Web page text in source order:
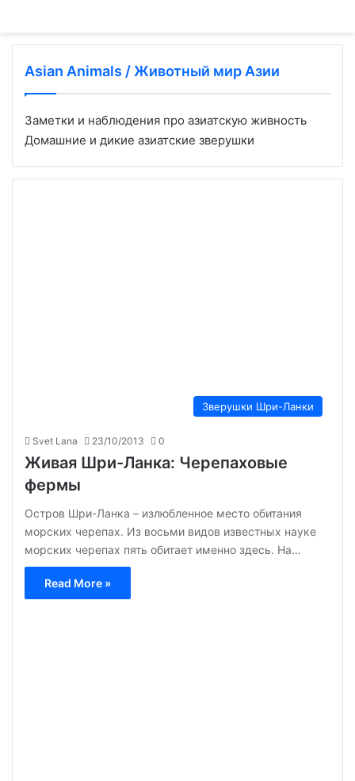
Asian Animals / Животный мир Азии
Заметки и наблюдения про азиатскую живность
Домашние и дикие азиатские зверушки
Зверушки Шри-Ланки
Svet Lana 23/10/2013 0
Живая Шри-Ланка: Черепаховые
фермы
Остров Шри-Ланка – излюбленное место обитания
морских черепах. Из восьми видов известных науке
морских черепах пять обитает именно здесь. На…
Read More »